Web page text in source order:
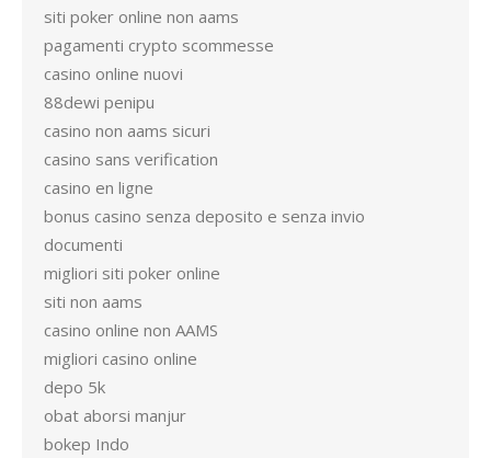
siti poker online non aams
pagamenti crypto scommesse
casino online nuovi
88dewi penipu
casino non aams sicuri
casino sans verification
casino en ligne
bonus casino senza deposito e senza invio
documenti
migliori siti poker online
siti non aams
casino online non AAMS
migliori casino online
depo 5k
obat aborsi manjur
bokep Indo